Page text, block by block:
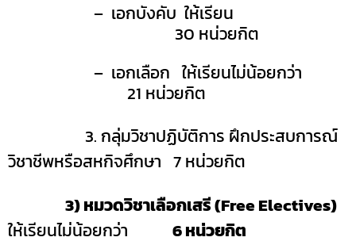
– เอกบังคับให้เรียน
30 หน่วยกิต
– เอกเลือกให้เรียนไม่น้อยกว่า
21 หน่วยกิต
3. กลุ่มวิชาปฏิบัติการ ฝึกประสบการณ์
วิชาชีพหรือสหกิจศึกษา 7หน่วยกิต
3) หมวดวิชาเลือกเสรี(Free Electives)
ให้เรียนไม่น้อยกว่า 6หน่วยกิต